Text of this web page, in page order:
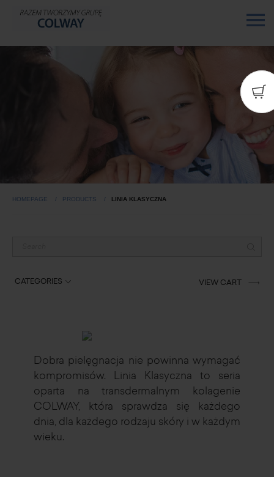
HOMEPAGE PRODUCTS LINIA KLASYCZNA
VIEW CART
CATEGORIES
Dobra pielęgnacja nie powinna wymagać
kompromisów. Linia Klasyczna to seria
oparta na transdermalnym kolagenie
COLWAY, która sprawdza się każdego
dnia, dla każdego rodzaju skóry i w każdym
wieku.